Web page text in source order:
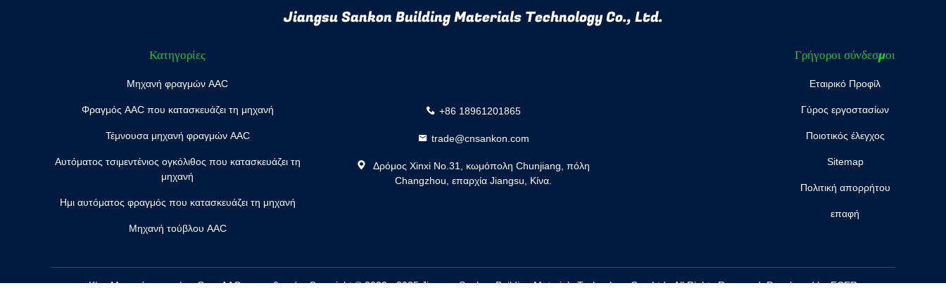
Jiangsu Sankon Building Materials Technology Co., Ltd.
Κατηγορίες
Μηχανή φραγμών AAC
Φραγμός AAC που κατασκευάζει τη μηχανή
Τέμνουσα μηχανή φραγμών AAC
Αυτόματος τσιμεντένιος ογκόλιθος που κατασκευάζει τη
μηχανή
Ημι αυτόματος φραγμός που κατασκευάζει τη μηχανή
Μηχανή τούβλου AAC
+86 18961201865
trade@cnsankon.com
Δρόμος Xinxi No.31, κωμόπολη Chunjiang, πόλη
Changzhou, επαρχία Jiangsu, Κίνα.
Γρήγοροι σύνδεσμοι
Εταιρικό Προφίλ
Γύρος εργοστασίων
Ποιοτικός έλεγχος
Sitemap
Πολιτική απορρήτου
επαφή
Κίνα Μηχανή φραγμών cOem AACπρομηθευτής. Copyright © 2020 - 2025 Jiangsu Sankon Building Materials Technology Co., Ltd.. All Rights Reserved. Developed byECER